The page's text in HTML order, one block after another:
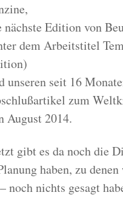
nächste Edition von
dem Arbeitstitel
unseren seit 16
zum
August 2014.
gibt es da noch die
haben, zu
noch nichts gesagt